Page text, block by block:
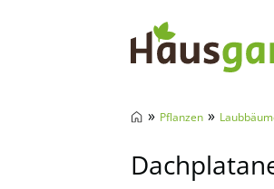
» Pflanzen »